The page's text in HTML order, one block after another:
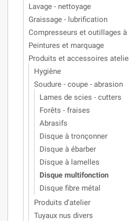
Lavage - nettoyage
Graissage - lubrification
Compresseurs et outillages à
Peintures et marquage
Produits et accessoires
Hygiène
Soudure - coupe - abrasion
Lames de scies - cutters
Forêts - fraises
Abrasifs
Disque à tronçonner
Disque à ébarber
Disque à lamelles
Disque multifonction
Disque fibre métal
Produits d'atelier
Tuyaux nus divers